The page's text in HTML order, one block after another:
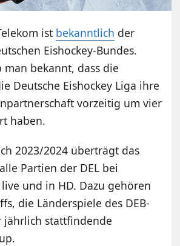
ist bekanntlich der
Eishockey-Bundes.
bekannt, dass die
Deutsche Eishockey Liga ihre
vorzeitig um vier
haben.
2023/2024 überträgt das
Partien der DEL bei
und in HD. Dazu gehören
die Länderspiele des DEB-
jährlich stattfindende